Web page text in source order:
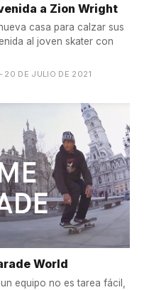
a Zion Wright
casa para calzar sus
al joven skater con
20 DE JULIO DE 2021
World
equipo no es tarea fácil,